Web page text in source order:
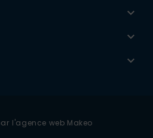



l'agence web Makeo